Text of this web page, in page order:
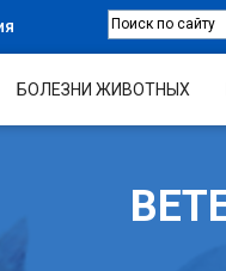
БОЛЕЗНИ ЖИВОТНЫХ